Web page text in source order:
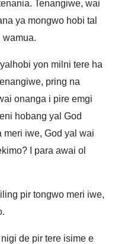
Tenangiwe, wai
ya mongwo hobi tal
wamua.
yon milni tere ha
pring na
onanga i pire emgi
hobang yal God
meri iwe, God yal wai
I para awai ol
pir tongwo meri iwe,
de pir tere isime e